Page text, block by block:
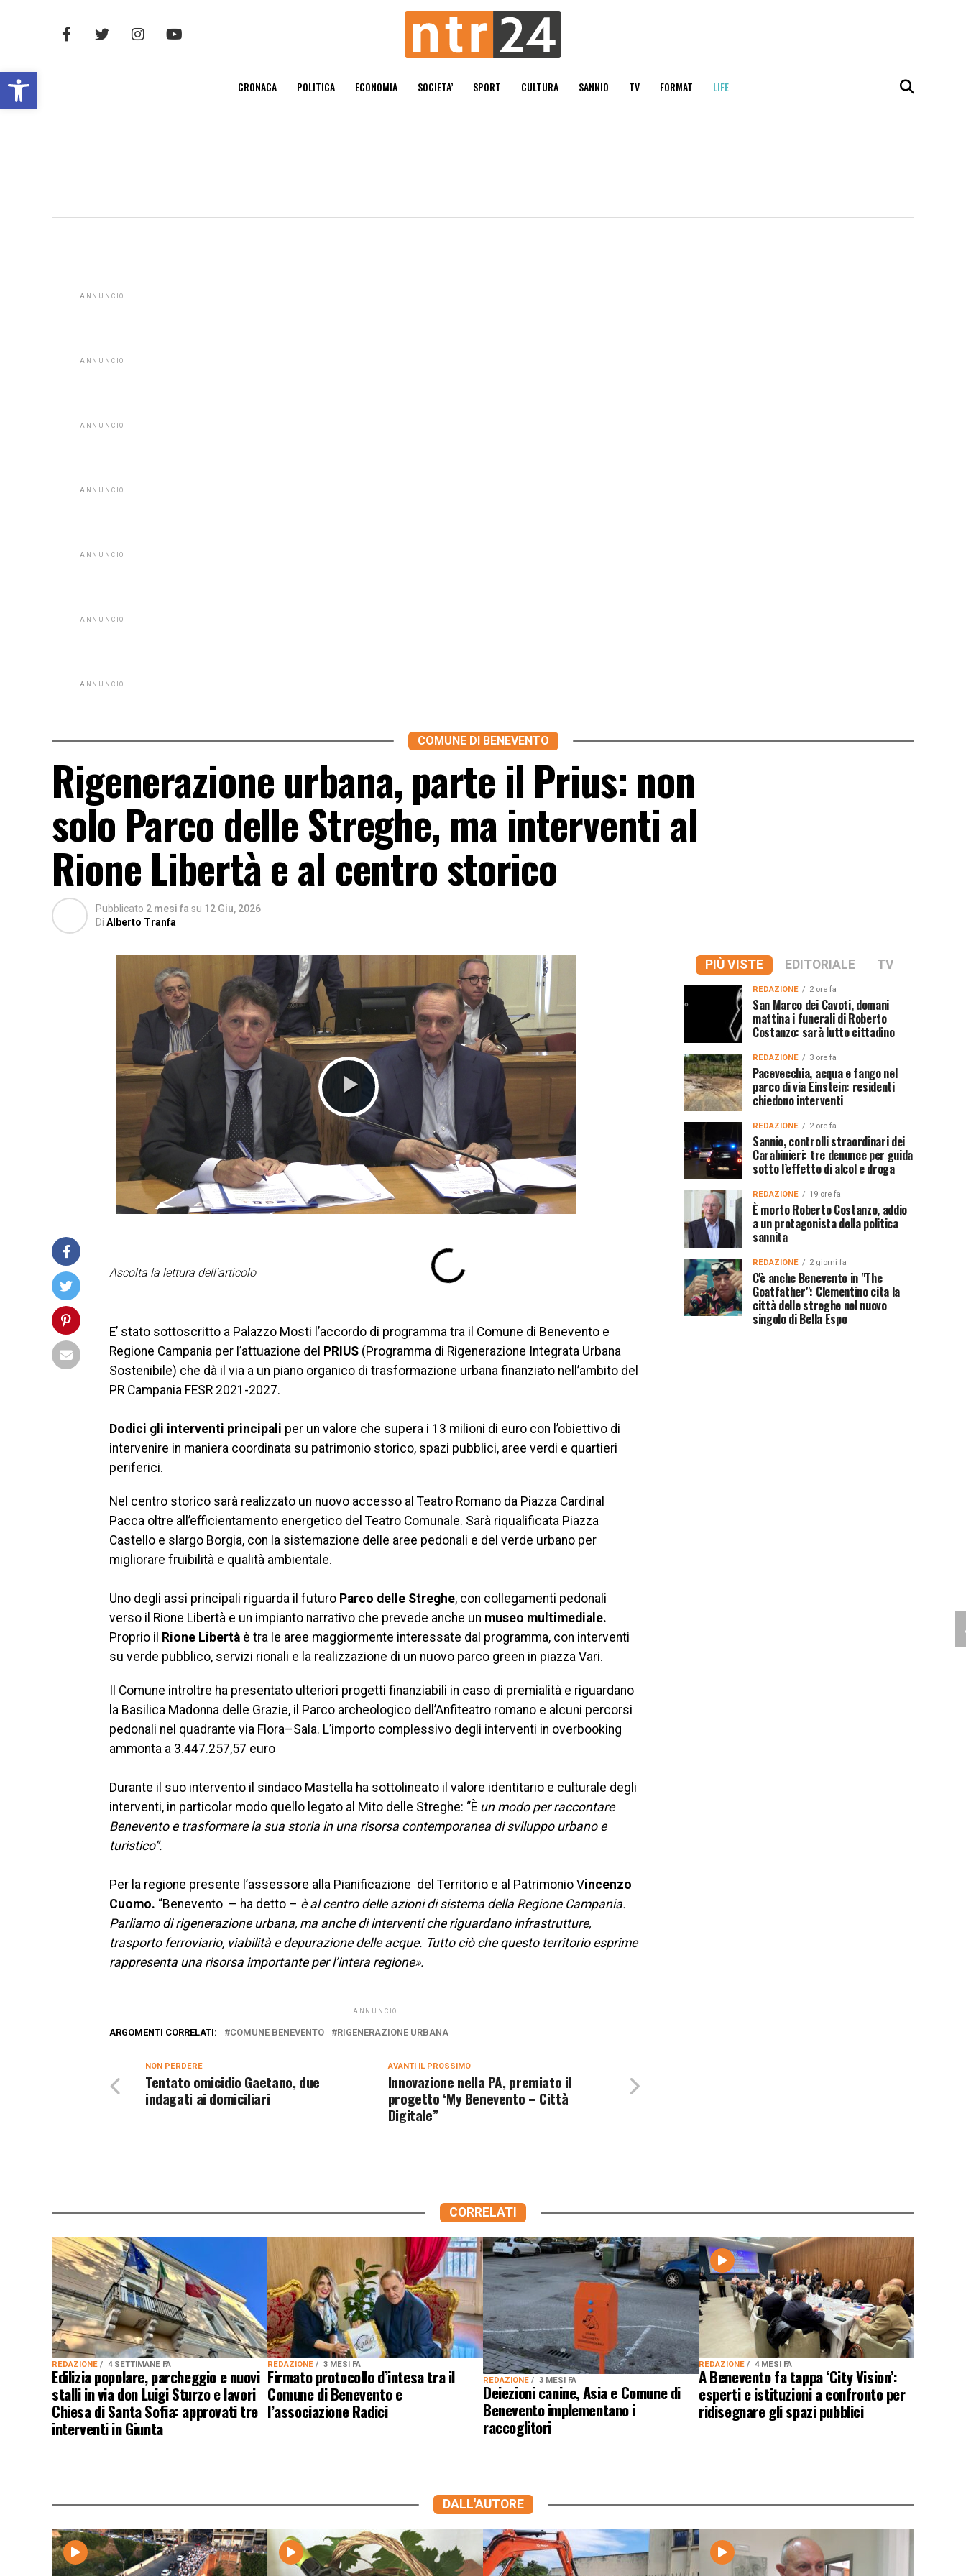
Open toolbar CRONACA POLITICA ECONOMIA SOCIETA’ SPORT CULTURA SANNIO TV FORMAT LIFE
ANNUNCIO
ANNUNCIO
ANNUNCIO
ANNUNCIO
ANNUNCIO
ANNUNCIO
ANNUNCIO
COMUNE DI BENEVENTO
Rigenerazione urbana, parte il Prius: non
solo Parco delle Streghe, ma interventi al
Rione Libertà e al centro storico
Pubblicato 2 mesi fa su 12 Giu, 2026
Di Alberto Tranfa
Ascolta la lettura dell'articolo
E’ stato sottoscritto a Palazzo Mosti l’accordo di programma tra il Comune di Benevento e
Regione Campania per l’attuazione del PRIUS (Programma di Rigenerazione Integrata Urbana
Sostenibile) che dà il via a un piano organico di trasformazione urbana finanziato nell’ambito del
PR Campania FESR 2021-2027.
Dodici gli interventi principali per un valore che supera i 13 milioni di euro con l’obiettivo di
intervenire in maniera coordinata su patrimonio storico, spazi pubblici, aree verdi e quartieri
periferici.
Nel centro storico sarà realizzato un nuovo accesso al Teatro Romano da Piazza Cardinal
Pacca oltre all’efficientamento energetico del Teatro Comunale. Sarà riqualificata Piazza
Castello e slargo Borgia, con la sistemazione delle aree pedonali e del verde urbano per
migliorare fruibilità e qualità ambientale.
Uno degli assi principali riguarda il futuro Parco delle Streghe, con collegamenti pedonali
verso il Rione Libertà e un impianto narrativo che prevede anche un museo multimediale.
Proprio il Rione Libertà è tra le aree maggiormente interessate dal programma, con interventi
su verde pubblico, servizi rionali e la realizzazione di un nuovo parco green in piazza Vari.
Il Comune introltre ha presentato ulteriori progetti finanziabili in caso di premialità e riguardano
la Basilica Madonna delle Grazie, il Parco archeologico dell’Anfiteatro romano e alcuni percorsi
pedonali nel quadrante via Flora–Sala. L’importo complessivo degli interventi in overbooking
ammonta a 3.447.257,57 euro
Durante il suo intervento il sindaco Mastella ha sottolineato il valore identitario e culturale degli
interventi, in particolar modo quello legato al Mito delle Streghe: “È un modo per raccontare
Benevento e trasformare la sua storia in una risorsa contemporanea di sviluppo urbano e
turistico”.
Per la regione presente l’assessore alla Pianificazione del Territorio e al Patrimonio Vincenzo
Cuomo. “Benevento – ha detto – è al centro delle azioni di sistema della Regione Campania.
Parliamo di rigenerazione urbana, ma anche di interventi che riguardano infrastrutture,
trasporto ferroviario, viabilità e depurazione delle acque. Tutto ciò che questo territorio esprime
rappresenta una risorsa importante per l’intera regione».
ANNUNCIO
ARGOMENTI CORRELATI: COMUNE BENEVENTO RIGENERAZIONE URBANA
AVANTI IL ​​PROSSIMO
Innovazione nella PA, premiato il
progetto ‘My Benevento – Città
Digitale”
NON PERDERE
Tentato omicidio Gaetano, due
indagati ai domiciliari
PIÙ VISTE EDITORIALE TV
REDAZIONE 2 ore fa
San Marco dei Cavoti, domani
mattina i funerali di Roberto
Costanzo: sarà lutto cittadino
REDAZIONE 3 ore fa
Pacevecchia, acqua e fango nel
parco di via Einstein: residenti
chiedono interventi
REDAZIONE 2 ore fa
Sannio, controlli straordinari dei
Carabinieri: tre denunce per guida
sotto l’effetto di alcol e droga
REDAZIONE 19 ore fa
È morto Roberto Costanzo, addio
a un protagonista della politica
sannita
REDAZIONE 2 giorni fa
C'è anche Benevento in "The
Goatfather": Clementino cita la
città delle streghe nel nuovo
singolo di Bella Espo
CORRELATI
REDAZIONE 4 SETTIMANE FA
Edilizia popolare, parcheggio e nuovi
stalli in via don Luigi Sturzo e lavori
Chiesa di Santa Sofia: approvati tre
interventi in Giunta
REDAZIONE 3 MESI FA
Firmato protocollo d’intesa tra il
Comune di Benevento e
l’associazione Radici
REDAZIONE 3 MESI FA
Deiezioni canine, Asia e Comune di
Benevento implementano i
raccoglitori
REDAZIONE 4 MESI FA
A Benevento fa tappa ‘City Vision’:
esperti e istituzioni a confronto per
ridisegnare gli spazi pubblici
DALL'AUTORE